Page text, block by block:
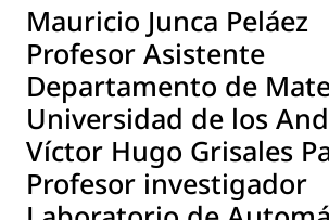
Mauricio Junca Peláez
Profesor Asistente
Departamento de
Universidad de los
Víctor Hugo Grisales
Profesor investigador